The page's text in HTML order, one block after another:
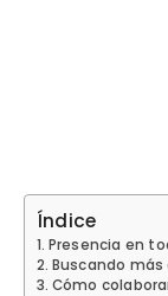
Índice
Presencia en
Buscando
Cómo